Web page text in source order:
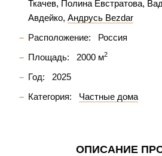
Ткачев Полина Евстратова
Авдейко Андрусь Bezdar
Расположение:
Россия
Площадь:
2000 м2
Год:
2025
Категория:
Частные дома
ОПИСАНИЕ